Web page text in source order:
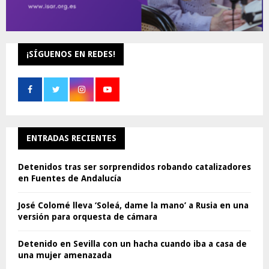
¡SÍGUENOS EN REDES!
ENTRADAS RECIENTES
Detenidos tras ser sorprendidos robando catalizadores
en Fuentes de Andalucía
José Colomé lleva ‘Soleá, dame la mano’ a Rusia en una
versión para orquesta de cámara
Detenido en Sevilla con un hacha cuando iba a casa de
una mujer amenazada